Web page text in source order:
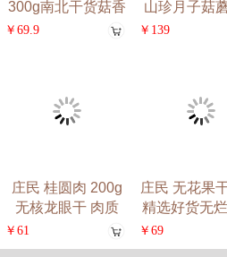
干货菇香
郁火
山珍月子菇蘑菇食
用菌
￥139
圆肉 200g
眼干 肉质
庄民 无花果干 颗颗
精选好货无烂果 无
花